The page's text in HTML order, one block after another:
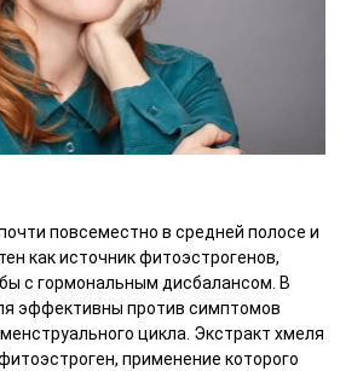
повсеместно в средней полосе и
как источник фитоэстрогенов,
с гормональным дисбалансом. В
эффективны против симптомов
цикла. Экстракт хмеля
применение которого